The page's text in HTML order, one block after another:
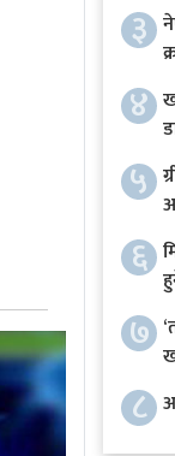
३
४
५
६
७
८